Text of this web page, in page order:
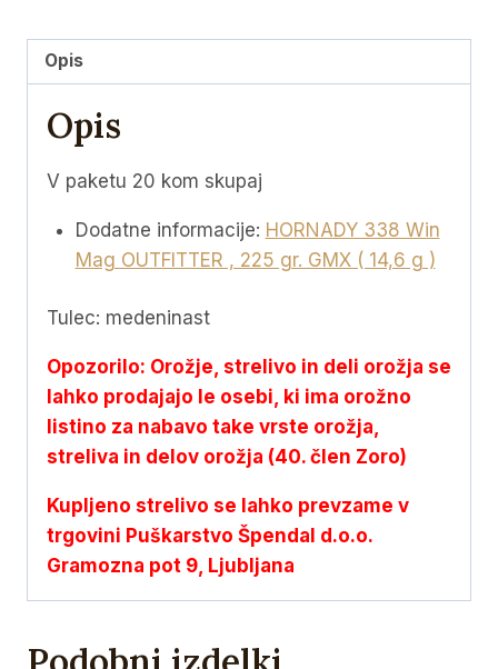
gr.
GMX
14,6
)
Opis
Opis
V paketu 20 kom skupaj
Dodatne informacije: HORNADY 338 Win
Mag OUTFITTER , 225 gr. GMX ( 14,6 g )
Tulec: medeninast
Opozorilo: Orožje, strelivo in deli orožja se
lahko prodajajo le osebi, ki ima orožno
listino za nabavo take vrste orožja,
streliva in delov orožja (40. člen Zoro)
Kupljeno strelivo se lahko prevzame v
trgovini Puškarstvo Špendal d.o.o.
Gramozna pot 9, Ljubljana